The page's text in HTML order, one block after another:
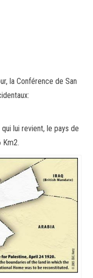
la Conférence de San
lui revient, le pays de
Km2.